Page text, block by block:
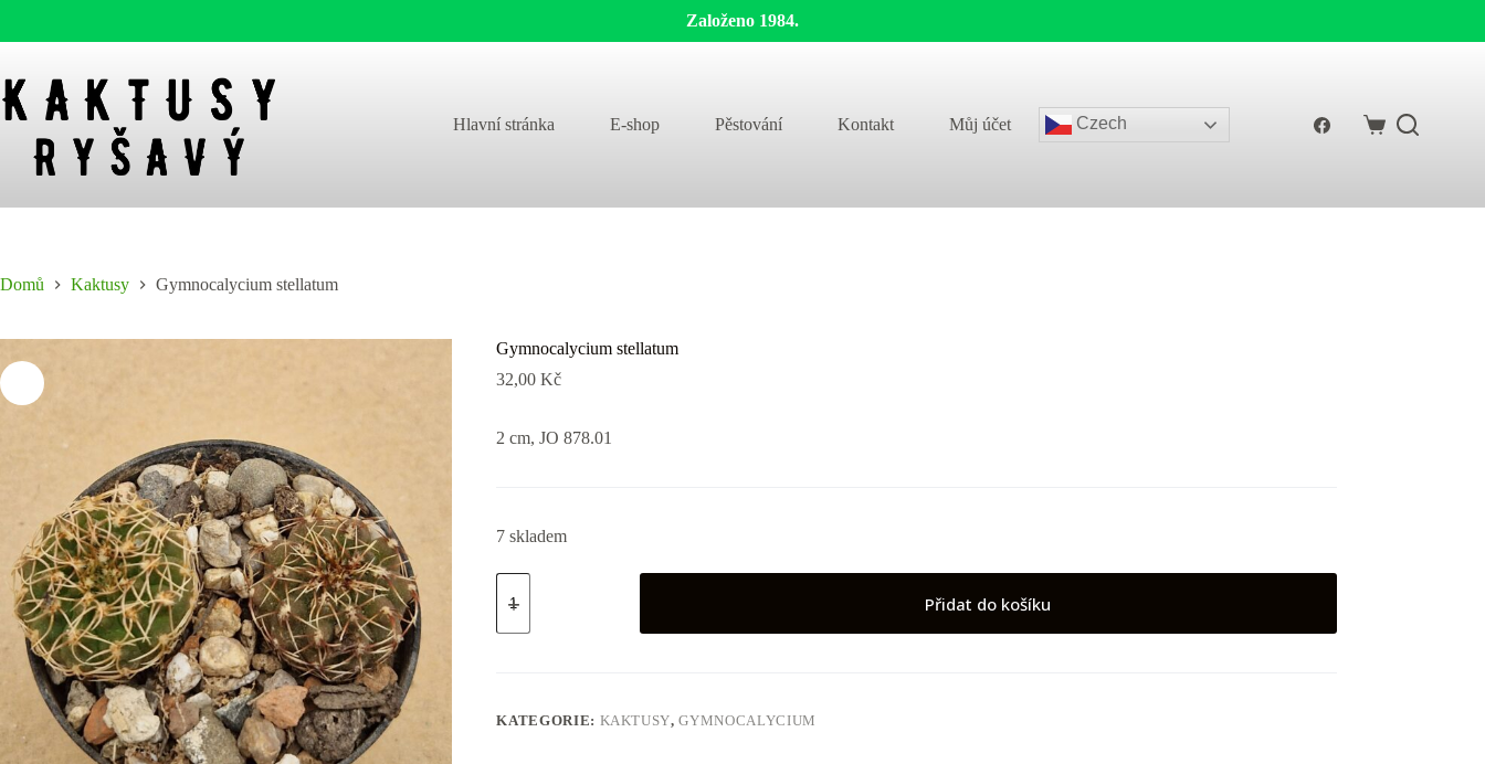
Založeno 1984.
content
Hlavní stránka E-shop Pěstování Kontakt Můj účet Czech
Shopping
Domů Kaktusy Gymnocalycium stellatum
Gymnocalycium stellatum
32,00Kč
2 cm, JO 878.01
7 skladem
Gymnocalycium
stellatum
Přidat do košíku
KATEGORIE: KAKTUSY,GYMNOCALYCIUM